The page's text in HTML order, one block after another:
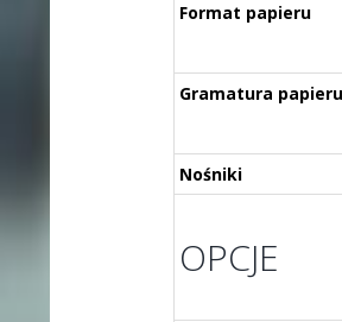
Format papieru
Gramatura papieru
Nośniki
OPCJE